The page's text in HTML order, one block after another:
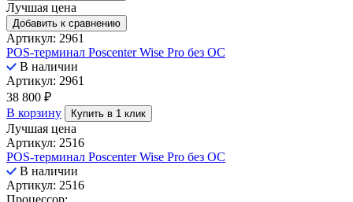
Лучшая цена
Добавить к сравнению
Артикул: 2961
POS-терминал Poscenter Wise Pro без ОС
В наличии
Артикул: 2961
38 800 ₽
В корзину
Купить в 1 клик
Лучшая цена
Артикул: 2516
POS-терминал Poscenter Wise Pro без ОС
В наличии
Артикул: 2516